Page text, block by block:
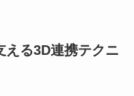
える3D連携テクニ